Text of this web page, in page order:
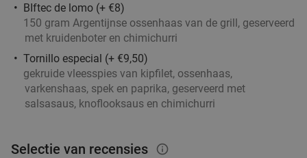
BIftec de lomo (+ €8)
150 gram Argentijnse ossenhaas van de grill, geserveerd
met kruidenboter en chimichurri
Tornillo especial (+ €9,50)
gekruide vleesspies van kipfilet, ossenhaas,
varkenshaas, spek en paprika, geserveerd met
salsasaus, knoflooksaus en chimichurri
Selectie van recensies info_outlined